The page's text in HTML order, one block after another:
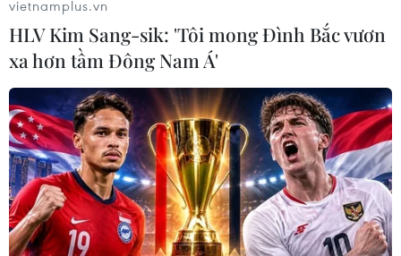
vietnamplus.vn
HLV Kim Sang-sik: 'Tôi mong Đình Bắc vươn
xa hơn tầm Đông Nam Á'